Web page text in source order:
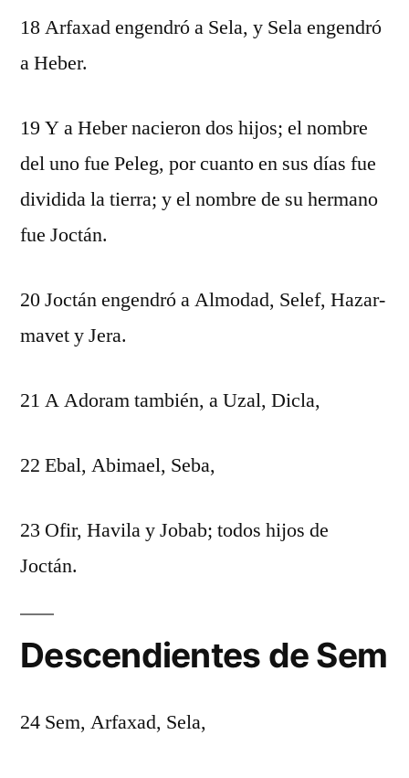
18 Arfaxad engendró a Sela, y Sela engendró
a Heber.
19 Y a Heber nacieron dos hijos; el nombre
del uno fue Peleg, por cuanto en sus días fue
dividida la tierra; y el nombre de su hermano
fue Joctán.
20 Joctán engendró a Almodad, Selef, Hazar-
mavet y Jera.
21 A Adoram también, a Uzal, Dicla,
22 Ebal, Abimael, Seba,
23 Ofir, Havila y Jobab; todos hijos de
Joctán.
Descendientes de Sem
24 Sem, Arfaxad, Sela,